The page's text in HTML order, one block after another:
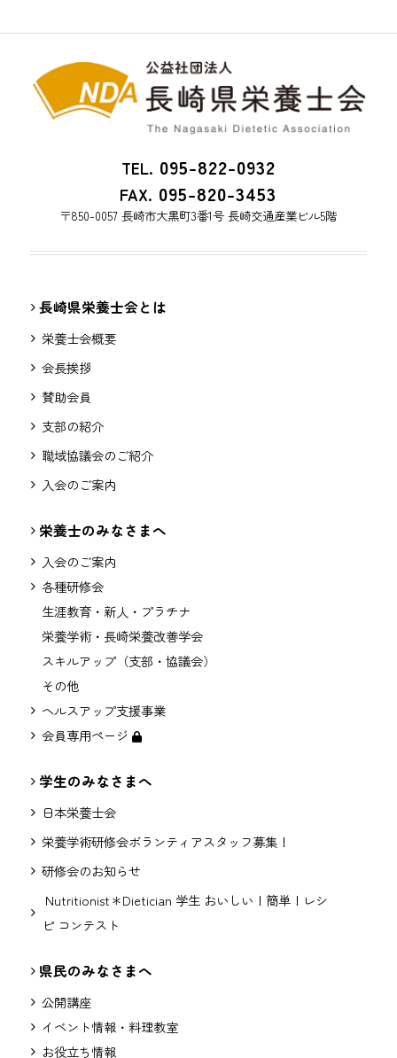
TEL. 095-822-0932
FAX. 095-820-3453
〒850-0057 長崎市大黒町3番1号 長崎交通産業ビル5階
長崎県栄養士会とは
栄養士会概要
会長挨拶
賛助会員
支部の紹介
職域協議会のご紹介
入会のご案内
栄養士のみなさまへ
入会のご案内
各種研修会
生涯教育・新人・プラチナ
栄養学術・長崎栄養改善学会
スキルアップ（支部・協議会）
その他
ヘルスアップ支援事業
会員専用ページ
学生のみなさまへ
日本栄養士会
栄養学術研修会ボランティアスタッフ募集！
研修会のお知らせ
Nutritionist＊Dietician 学生 おいしい！簡単！レシ
ピ コンテスト
県民のみなさまへ
公開講座
イベント情報・料理教室
お役立ち情報